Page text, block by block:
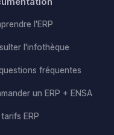
l'ERP
l'infothèque
fréquentes
un ERP + ENSA
ERP